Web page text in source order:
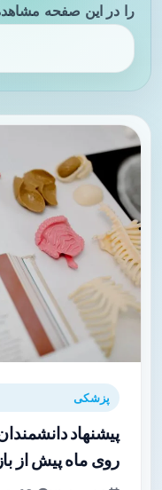
را در این صفحه
پزشکی
پیشنهاد
روی ماه پیش از